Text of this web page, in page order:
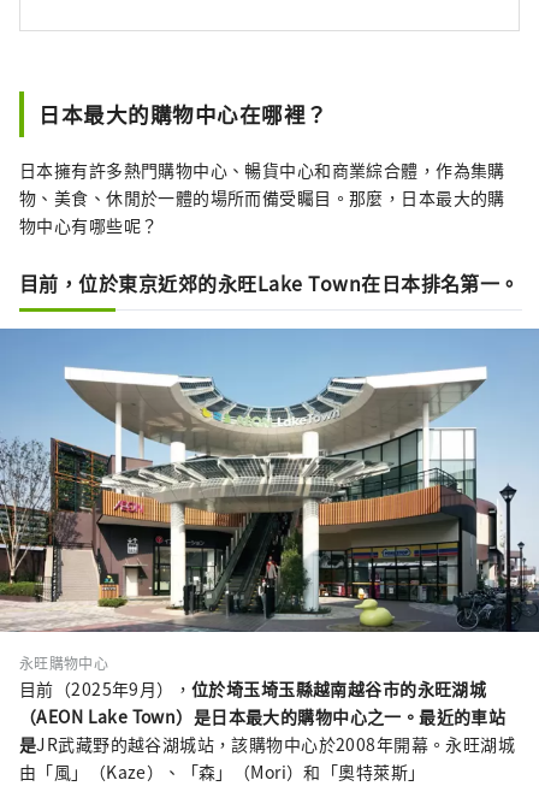
日本最大的購物中心在哪裡？
日本擁有許多熱門購物中心、暢貨中心和商業綜合體，作為集購
物、美食、休閒於一體的場所而備受矚目。那麼，日本最大的購
物中心有哪些呢？
目前，位於東京近郊的永旺Lake Town在日本排名第一。
永旺購物中心
目前（2025年9月），位於埼玉埼玉縣越南越谷市的永旺湖城
（AEON Lake Town）是日本最大的購物中心之一。最近的車站
是JR武藏野的越谷湖城站，該購物中心於2008年開幕。永旺湖城
由「風」（Kaze）、「森」（Mori）和「奧特萊斯」